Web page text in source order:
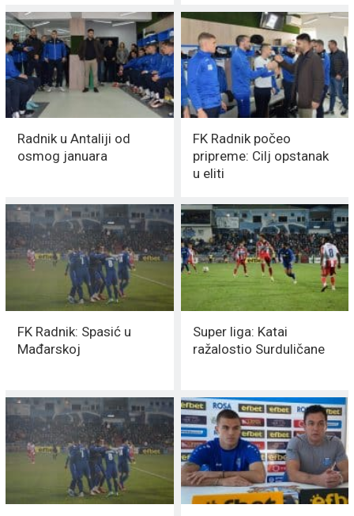
Radnik u Antaliji od
osmog januara
FK Radnik počeo
pripreme: Cilj opstanak
u eliti
FK Radnik: Spasić u
Mađarskoj
Super liga: Katai
ražalostio Surduličane